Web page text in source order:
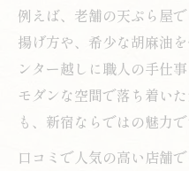
例えば、老舗の天ぷら屋
揚げ方や、希少な胡麻油
ンター越しに職人の手仕
モダンな空間で落ち着い
も、新宿ならではの魅力で
口コミで人気の高い店舗